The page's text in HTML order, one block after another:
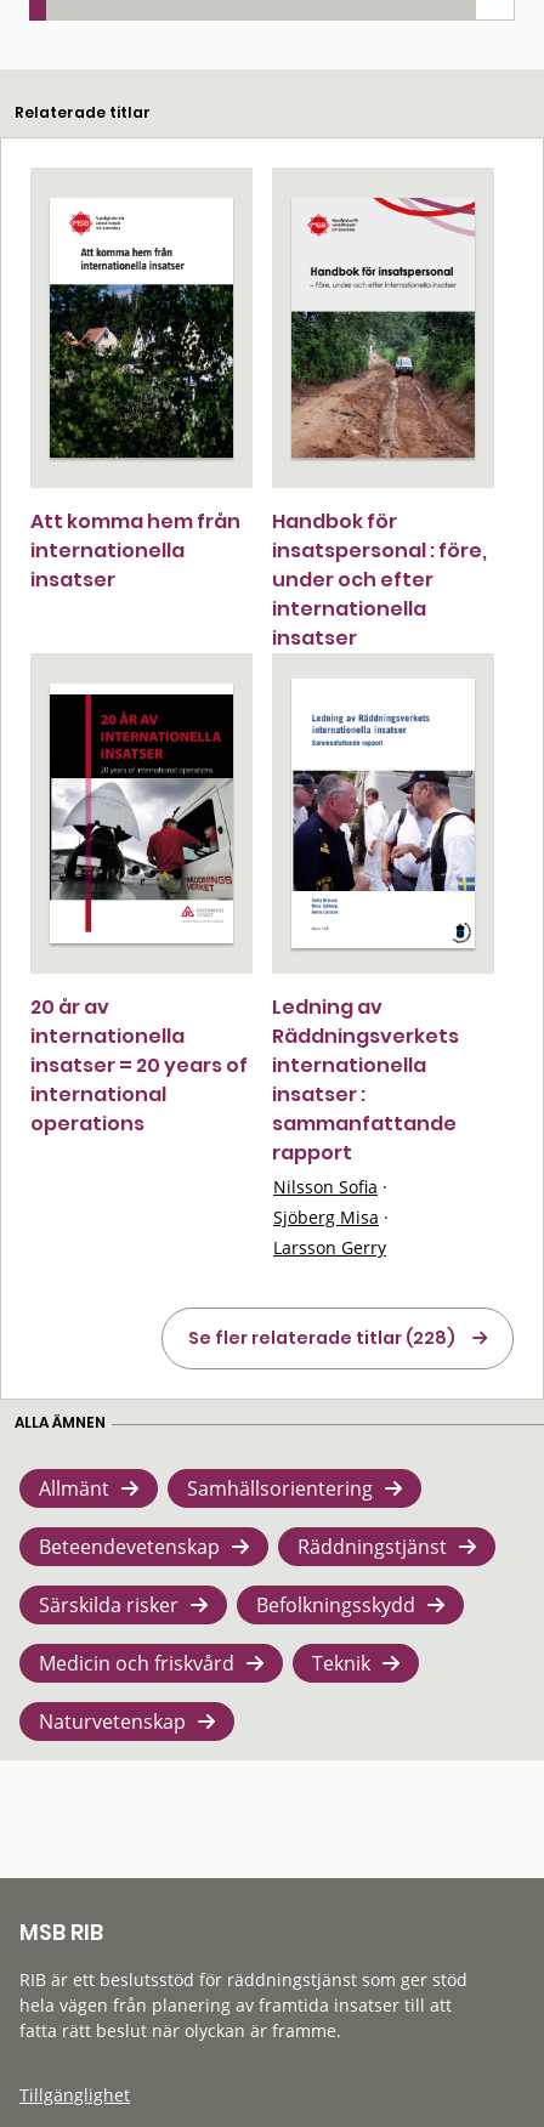
Relaterade titlar
Att komma hem från
internationella
insatser
Handbok för
insatspersonal : före,
under och efter
internationella
insatser
20 år av
internationella
insatser = 20 years of
international
operations
Ledning av
Räddningsverkets
internationella
insatser :
sammanfattande
rapport
Nilsson Sofia ·
Sjöberg Misa ·
Larsson Gerry
Se fler relaterade titlar (228)
ALLA ÄMNEN
Allmänt Samhällsorientering
Beteendevetenskap Räddningstjänst
Särskilda risker Befolkningsskydd
Medicin och friskvård Teknik
Naturvetenskap
MSB RIB
RIB är ett beslutsstöd för räddningstjänst som ger stöd
hela vägen från planering av framtida insatser till att
fatta rätt beslut när olyckan är framme.
Tillgänglighet